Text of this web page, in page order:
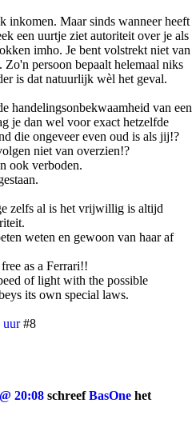
inkomen. Maar sinds wanneer heeft
een uurtje ziet autoriteit over je als
imho. Je bent volstrekt niet van
persoon bepaalt helemaal niks
is dat natuurlijk wèl het geval.
handelingsonbekwaamheid van een
je dan wel voor exact hetzelfde
die ongeveer even oud is als jij!?
niet van overzien!?
ook verboden.
zelfs al is het vrijwillig is altijd
weten en gewoon van haar af
as a Ferrari!!
of light with the possible
its own special laws.
uur #8
20:08 schreefBasOne het